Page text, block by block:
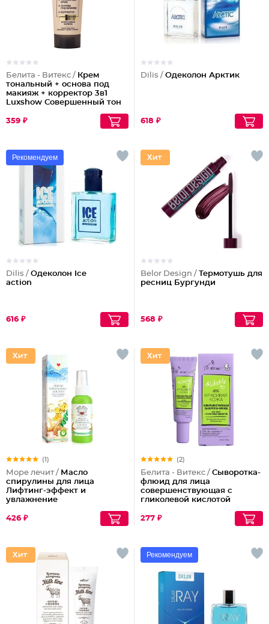
Белита - Витекс / Крем
тональный + основа под
макияж + корректор 3в1
Luxshow Совершенный тон
359 ₽
Dilis / Одеколон Арктик
618 ₽
Рекомендуем
Dilis / Одеколон Ice
action
616 ₽
Belor Design / Термотушь для
ресниц Бургунди
568 ₽
(1)
Море лечит / Масло
спирулины для лица
Лифтинг-эффект и
увлажнение
426 ₽
(2)
Белита - Витекс / Сыворотка-
флюид для лица
совершенствующая с
гликолевой кислотой
277 ₽
Рекомендуем